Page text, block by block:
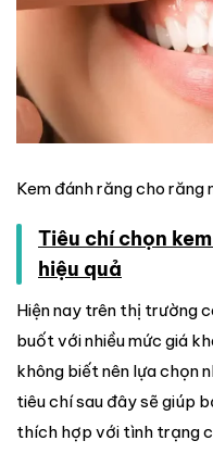
Kem đánh răng cho
Tiêu chí chọn
hiệu quả
Hiện nay trên thị trường
buốt với nhiều mức giá
không biết nên lựa chọn
tiêu chí sau đây sẽ giúp
thích hợp với tình trạng